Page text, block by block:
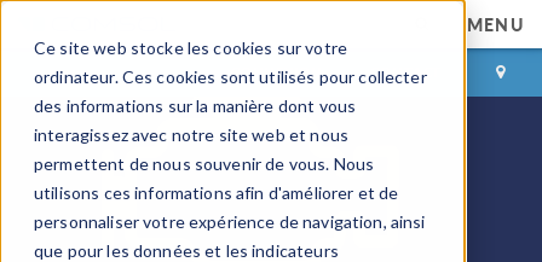
Ce site web stocke les cookies sur votre
ordinateur. Ces cookies sont utilisés pour collecter
des informations sur la manière dont vous
interagissez avec notre site web et nous
permettent de nous souvenir de vous. Nous
utilisons ces informations afin d'améliorer et de
personnaliser votre expérience de navigation, ainsi
que pour les données et les indicateurs
MENU
CONNEXION CONTACT